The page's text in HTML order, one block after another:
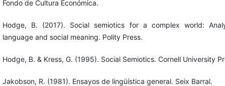
Fondo de Cultura Económica.
Hodge, B. (2017). Social semiotics for a complex world:
language and social meaning. Polity Press.
Hodge, B. & Kress, G. (1995). Social Semiotics. Cornell University
Jakobson, R. (1981). Ensayos de lingüística general. Seix Barral.